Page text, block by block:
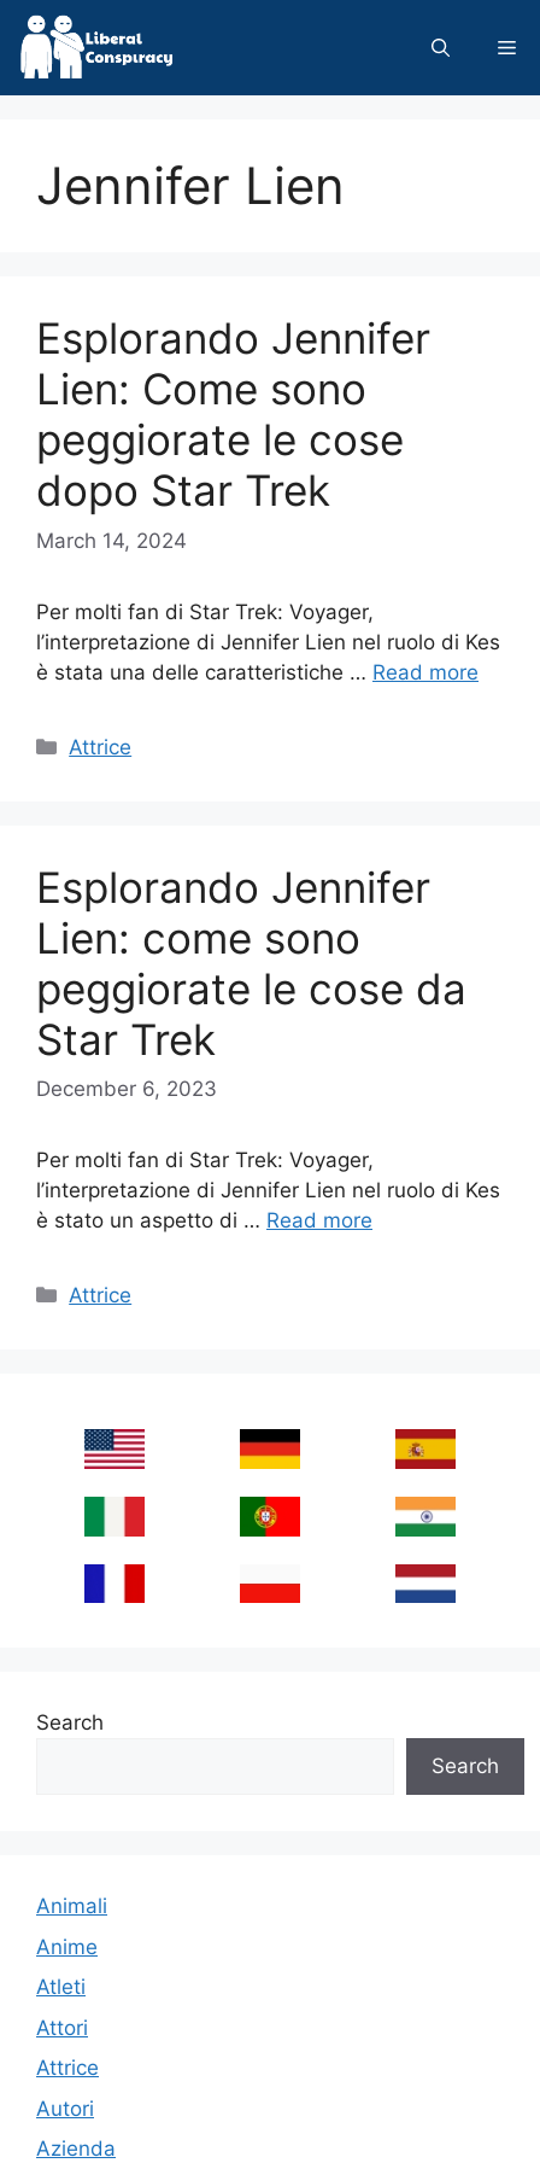
Skip
content
Jennifer Lien
Esplorando Jennifer
Lien: Come sono
peggiorate le cose
dopo Star Trek
March 14, 2024
Per molti fan di Star Trek: Voyager,
l’interpretazione di Jennifer Lien nel ruolo di Kes
è stata una delle caratteristiche … Read more
Categories
Attrice
Esplorando Jennifer
Lien: come sono
peggiorate le cose da
Star Trek
December 6, 2023
Per molti fan di Star Trek: Voyager,
l’interpretazione di Jennifer Lien nel ruolo di Kes
è stato un aspetto di … Read more
Categories
Attrice
Search
Search
Animali
Anime
Atleti
Attori
Attrice
Autori
Azienda